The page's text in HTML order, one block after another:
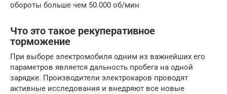
обороты больше чем 50.000 об/мин
Что это такое рекуперативное
торможение
При выборе электромобиля одним из важнейших его
параметров является дальность пробега на одной
зарядке. Производители электрокаров проводят
активные исследования и внедряют все новые